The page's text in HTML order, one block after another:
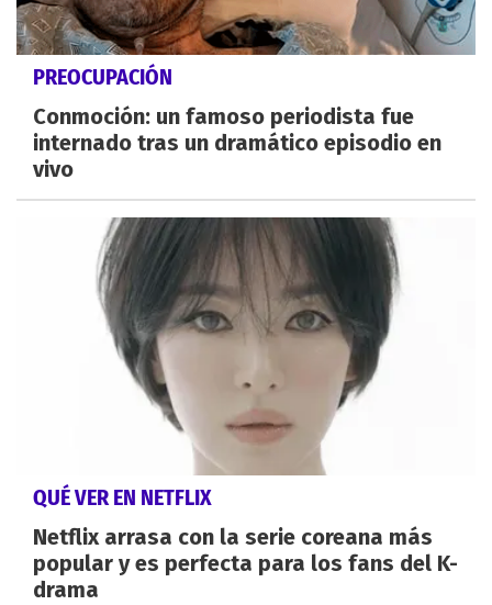
PREOCUPACIÓN
Conmoción: un famoso periodista fue
internado tras un dramático episodio en
vivo
QUÉ VER EN NETFLIX
Netflix arrasa con la serie coreana más
popular y es perfecta para los fans del K-
drama